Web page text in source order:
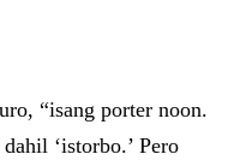
“isang porter noon.
‘istorbo.’ Pero